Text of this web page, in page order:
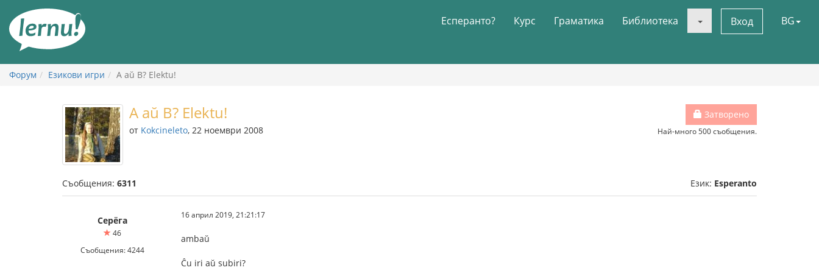
съдържанието
Есперанто? Курс Граматика Библиотека Вход BG
Форум Езикови игри A aŭ B? Elektu!
Затворено
Най-много 500 съобщения.
A aŭ B? Elektu!
от Kokcineleto, 22 ноември 2008
Съобщения: 6311 Език: Esperanto
Серёга
46
Съобщения: 4244
16 април 2019, 21:21:17
ambaŭ
Ĉu iri aŭ subiri?